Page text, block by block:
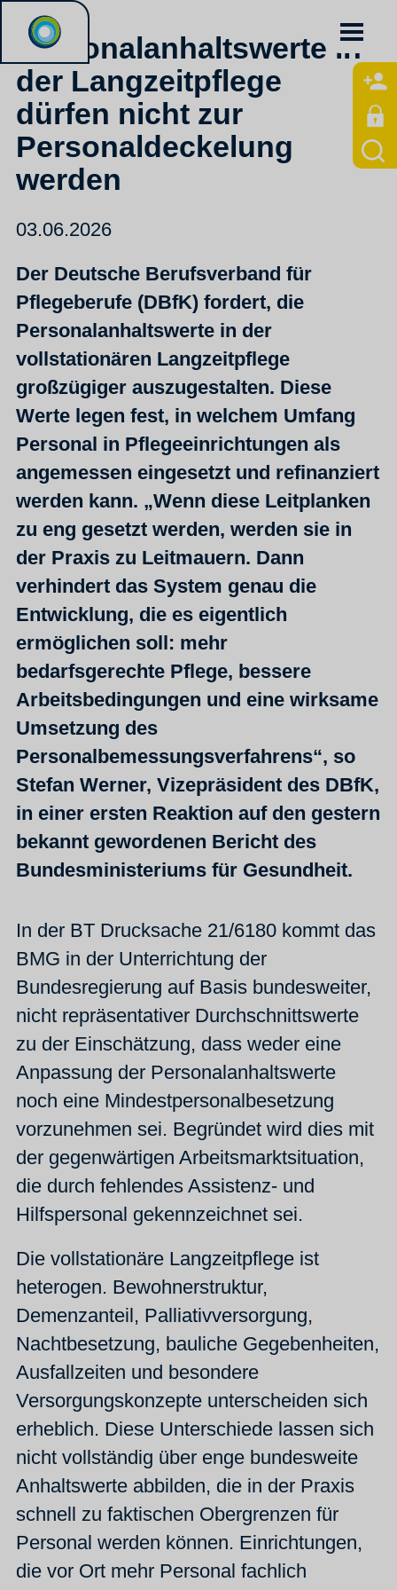
Personalanhaltswerte in
der Langzeitpflege
dürfen nicht zur
Personaldeckelung
werden
03.06.2026
Der Deutsche Berufsverband für
Pflegeberufe (DBfK) fordert, die
Personalanhaltswerte in der
vollstationären Langzeitpflege
großzügiger auszugestalten. Diese
Werte legen fest, in welchem Umfang
Personal in Pflegeeinrichtungen als
angemessen eingesetzt und refinanziert
werden kann. „Wenn diese Leitplanken
zu eng gesetzt werden, werden sie in
der Praxis zu Leitmauern. Dann
verhindert das System genau die
Entwicklung, die es eigentlich
ermöglichen soll: mehr
bedarfsgerechte Pflege, bessere
Arbeitsbedingungen und eine wirksame
Umsetzung des
Personalbemessungsverfahrens“, so
Stefan Werner, Vizepräsident des DBfK,
in einer ersten Reaktion auf den gestern
bekannt gewordenen Bericht des
Bundesministeriums für Gesundheit.
In der BT Drucksache 21/6180 kommt das
BMG in der Unterrichtung der
Bundesregierung auf Basis bundesweiter,
nicht repräsentativer Durchschnittswerte
zu der Einschätzung, dass weder eine
Anpassung der Personalanhaltswerte
noch eine Mindestpersonalbesetzung
vorzunehmen sei. Begründet wird dies mit
der gegenwärtigen Arbeitsmarktsituation,
die durch fehlendes Assistenz- und
Hilfspersonal gekennzeichnet sei.
Die vollstationäre Langzeitpflege ist
heterogen. Bewohnerstruktur,
Demenzanteil, Palliativversorgung,
Nachtbesetzung, bauliche Gegebenheiten,
Ausfallzeiten und besondere
Versorgungskonzepte unterscheiden sich
erheblich. Diese Unterschiede lassen sich
nicht vollständig über enge bundesweite
Anhaltswerte abbilden, die in der Praxis
schnell zu faktischen Obergrenzen für
Personal werden können. Einrichtungen,
die vor Ort mehr Personal fachlich